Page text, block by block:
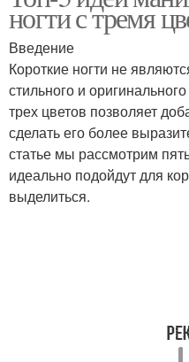
геометрическим узором
Маникюр с градиентом
Маникюр для
маленьких
ногти с тремя
Введение
Короткие ногти не
стильного и
трех цветов позволяет
сделать его более
статье мы рассмотрим
идеально подойдут для
выделиться.